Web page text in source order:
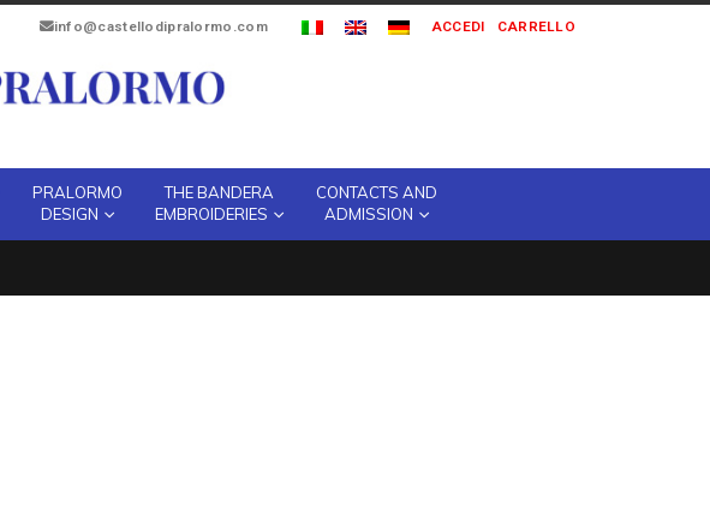
info@castellodipralormo.com ACCEDI CARRELLO
PRALORMO
DESIGN
THE BANDERA
EMBROIDERIES
CONTACTS AND
ADMISSION